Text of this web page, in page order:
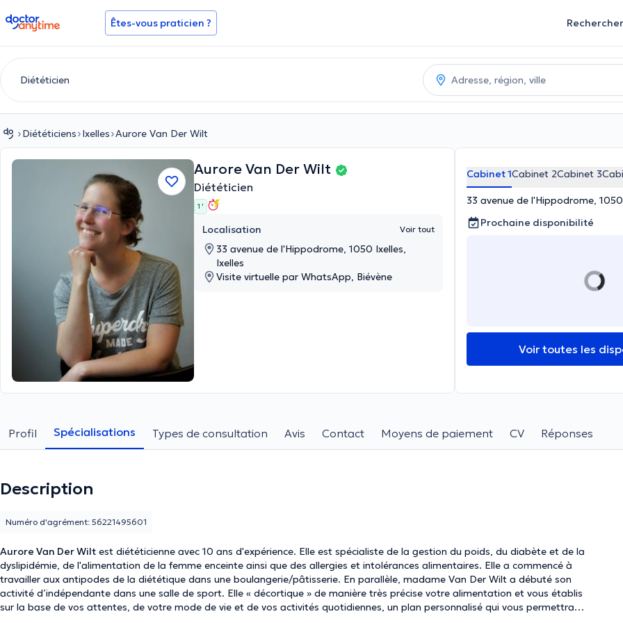
doctoranytime Êtes-vous praticien ? Rechercher
Diététiciens Ixelles Aurore Van Der Wilt
Aurore Van Der Wilt
Diététicien
1 '
Localisation Voir tout
33 avenue de l'Hippodrome, 1050 Ixelles,
Ixelles
Visite virtuelle par WhatsApp, Biévène
Cabinet 1Cabinet 2Cabinet 3
33 avenue de l'Hippodrome,
Prochaine disponibilité
Voir toutes les
Profil Spécialisations Types de consultation Avis Contact Moyens de paiement CV Réponses
Description
Aurore Van Der Wilt est diététicienne avec 10 ans d'expérience. Elle est spécialiste de la gestion du poids, du diabète et de la
dyslipidémie, de l'alimentation de la femme enceinte ainsi que des allergies et intolérances alimentaires. Elle a commencé à
travailler aux antipodes de la diététique dans une boulangerie/pâtisserie. En parallèle, madame Van Der Wilt a débuté son
activité d’indépendante dans une salle de sport. Elle « décortique » de manière très précise votre alimentation et vous établis
sur la base de vos attentes, de votre mode de vie et de vos activités quotidiennes, un plan personnalisé qui vous permettra
Numéro d'agrément: 56221495601